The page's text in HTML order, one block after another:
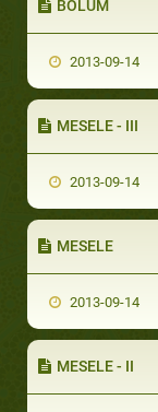
BÖLÜM
2013-09-14
MESELE - III
2013-09-14
MESELE
2013-09-14
MESELE - II